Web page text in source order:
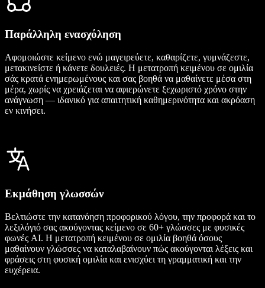
Παράλληλη ενασχόληση
Αφομοιώστε κείμενο ενώ μαγειρεύετε, καθαρίζετε, γυμνάζεστε,
μετακινείστε ή κάνετε δουλειές. Η μετατροπή κειμένου σε ομιλία
σάς κρατά ενημερωμένους και σας βοηθά να μαθαίνετε μέσα στη
μέρα, χωρίς να χρειάζεται να αφιερώνετε ξεχωριστό χρόνο στην
ανάγνωση — ιδανικό για απαιτητική καθημερινότητα και ακρόαση
εν κινήσει.
Εκμάθηση γλωσσών
Βελτιώστε την κατανόηση προφορικού λόγου, την προφορά και το
λεξιλόγιό σας ακούγοντας κείμενο σε 60+ γλώσσες με φυσικές
φωνές AI. Η μετατροπή κειμένου σε ομιλία βοηθά όσους
μαθαίνουν γλώσσες να καταλαβαίνουν πώς ακούγονται λέξεις και
φράσεις στη φυσική ομιλία και ενισχύει τη γραμματική και την
ευχέρεια.